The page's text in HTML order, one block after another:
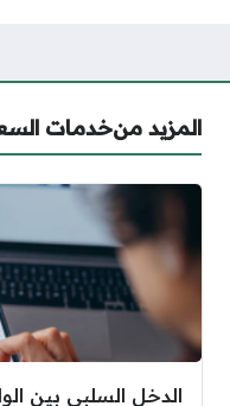
المزيد منخدمات
الدخل السلبي بين